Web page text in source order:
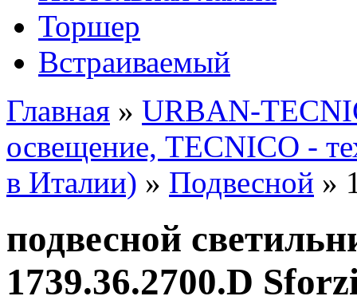
Торшер
Встраиваемый
Главная » URBAN-
освещение, TECNICO -
в Италии) » Подвесной »
подвесной
1739.36.2700.D